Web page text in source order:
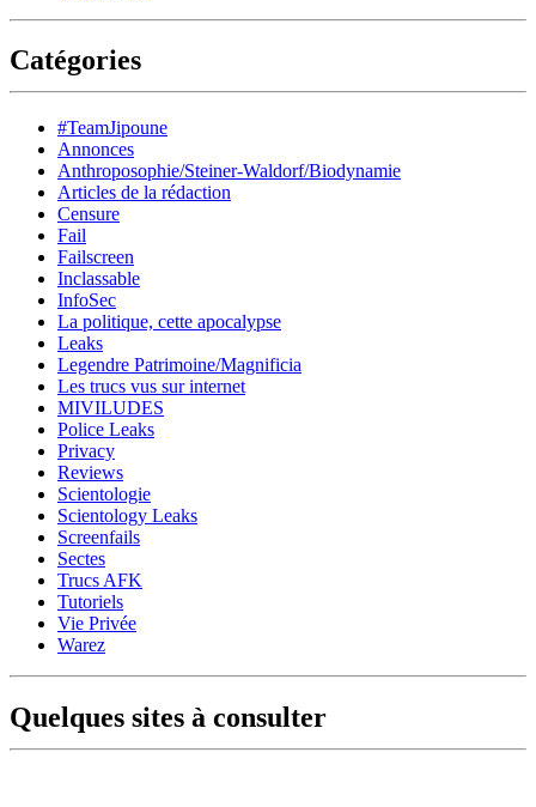
Catégories
#TeamJipoune
Annonces
Anthroposophie/Steiner-Waldorf/Biodynamie
Articles de la rédaction
Censure
Fail
Failscreen
Inclassable
InfoSec
La politique, cette apocalypse
Leaks
Legendre Patrimoine/Magnificia
Les trucs vus sur internet
MIVILUDES
Police Leaks
Privacy
Reviews
Scientologie
Scientology Leaks
Screenfails
Sectes
Trucs AFK
Tutoriels
Vie Privée
Warez
Quelques sites à consulter